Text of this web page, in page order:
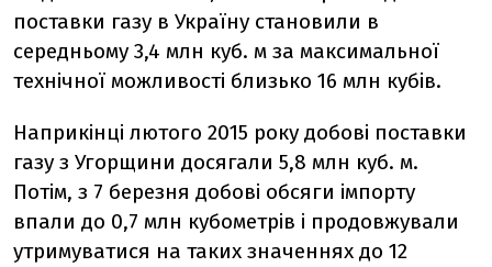
поставки газу в Україну становили в
середньому 3,4 млн куб. м за максимальної
технічної можливості близько 16 млн кубів.
Наприкінці лютого 2015 року добові поставки
газу з Угорщини досягали 5,8 млн куб. м.
Потім, з 7 березня добові обсяги імпорту
впали до 0,7 млн кубометрів і продовжували
утримуватися на таких значеннях до 12